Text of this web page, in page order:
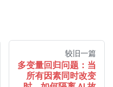
较旧一篇
多变量回归问题：当
所有因素同时改变